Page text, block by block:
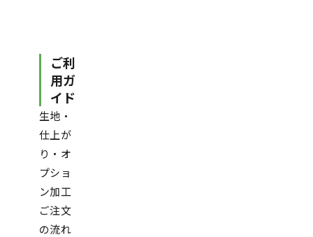
ご利
用ガ
イド
生地・
仕上が
り・オ
プショ
ン加工
ご注文
の流れ